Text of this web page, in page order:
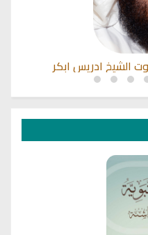
الشيخ ادريس ابكر